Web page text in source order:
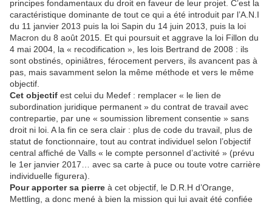
principes fondamentaux du droit en faveur de leur projet. C’est la
caractéristique dominante de tout ce qui a été introduit par l’A.N.I
du 11 janvier 2013 puis la loi Sapin du 14 juin 2013, puis la loi
Macron du 8 août 2015. Et qui poursuit et aggrave la loi Fillon du
4 mai 2004, la « recodification », les lois Bertrand de 2008 : ils
sont obstinés, opiniâtres, férocement pervers, ils avancent pas à
pas, mais savamment selon la même méthode et vers le même
objectif.
Cet objectif est celui du Medef : remplacer « le lien de
subordination juridique permanent » du contrat de travail avec
contrepartie, par une « soumission librement consentie » sans
droit ni loi. A la fin ce sera clair : plus de code du travail, plus de
statut de fonctionnaire, tout au contrat individuel selon l’objectif
central affiché de Valls « le compte personnel d’activité » (prévu
le 1er janvier 2017… avec sa carte à puce ou toute votre carrière
individuelle figurera).
Pour apporter sa pierre à cet objectif, le D.R.H d’Orange,
Mettling, a donc mené à bien la mission qui lui avait été confiée